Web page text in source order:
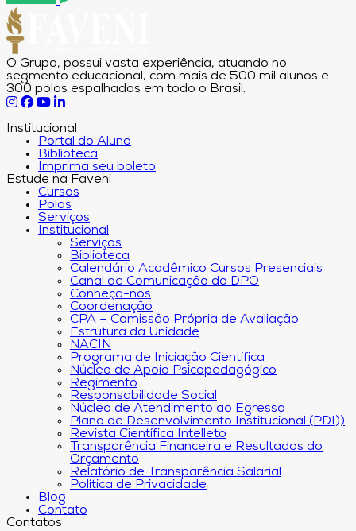
O Grupo, possui vasta experiência, atuando no
segmento educacional, com mais de 500 mil alunos e
300 polos espalhados em todo o Brasil.
Institucional
Portal do Aluno
Biblioteca
Imprima seu boleto
Estude na Faveni
Cursos
Polos
Serviços
Institucional
Serviços
Biblioteca
Calendário Acadêmico Cursos Presenciais
Canal de Comunicação do DPO
Conheça-nos
Coordenação
CPA – Comissão Própria de Avaliação
Estrutura da Unidade
NACIN
Programa de Iniciação Científica
Núcleo de Apoio Psicopedagógico
Regimento
Responsabilidade Social
Núcleo de Atendimento ao Egresso
Plano de Desenvolvimento Institucional (PDI))
Revista Científica Intelleto
Transparência Financeira e Resultados do
Orçamento
Relatório de Transparência Salarial
Política de Privacidade
Blog
Contato
Contatos